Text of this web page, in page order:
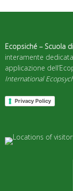
Ecopsiché – Scuola
interamente
applicazione
International
Privacy Policy